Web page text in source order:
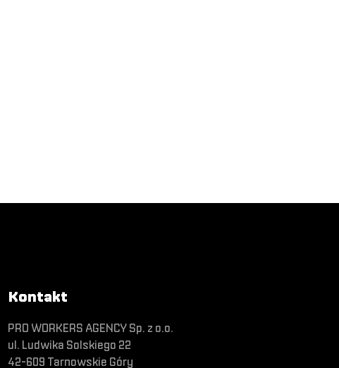
Kontakt
PRO WORKERS AGENCY Sp. z o.o.
ul. Ludwika Solskiego 22
42-609 Tarnowskie Góry